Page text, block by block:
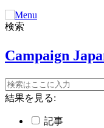
検索
Campaign
結果を見る:
記事